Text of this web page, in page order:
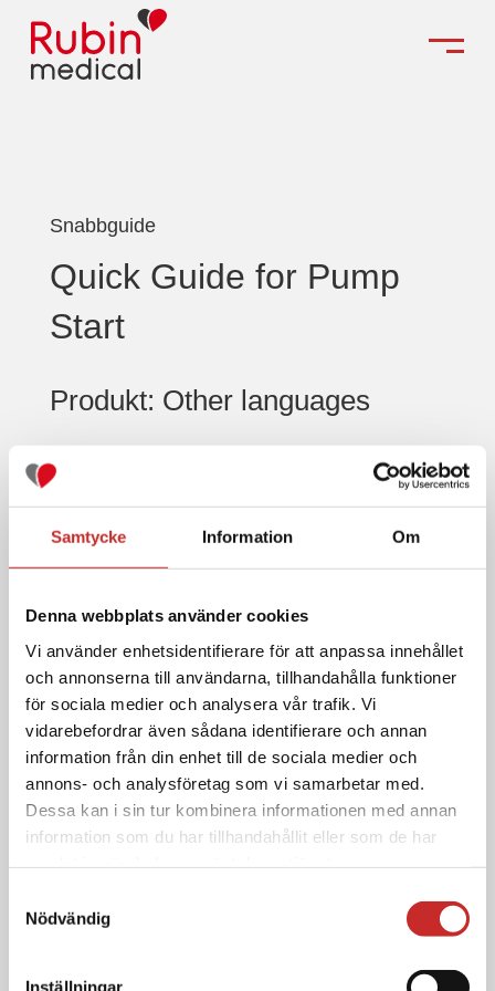
Samtycke Information Om
Denna webbplats använder cookies
Vi använder enhetsidentifierare för att anpassa innehållet
och annonserna till användarna, tillhandahålla funktioner
för sociala medier och analysera vår trafik. Vi
vidarebefordrar även sådana identifierare och annan
information från din enhet till de sociala medier och
annons- och analysföretag som vi samarbetar med.
Dessa kan i sin tur kombinera informationen med annan
information som du har tillhandahållit eller som de har
Vi placerar inga icke-nödvändiga cookies utan att du har
samtyckt till det. Du har rätt att när som helst återkalla
ditt samtycke, vilket du gör via inställningarna nedan. Du
Nödvändig
Inställningar
Snabbguide
Quick Guide for Pump
Start
Produkt: Other languages
Annan information i kategorin Snabbguide
om Other languages
Traveling with Tandem pump